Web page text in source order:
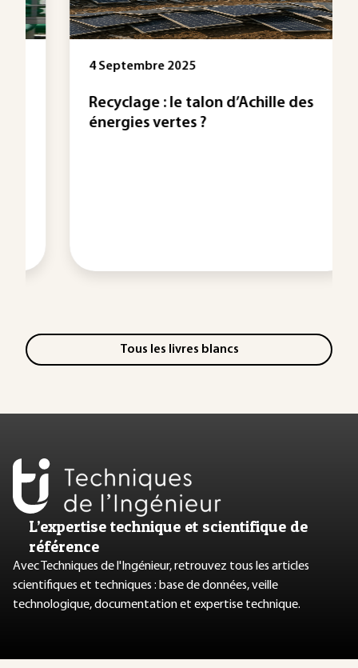
4 Septembre 2025
Recyclage : le talon d’Achille des
énergies vertes ?
Tous les livres blancs
L’expertise technique et scientifique de
référence
Avec Techniques de l'Ingénieur, retrouvez tous les articles
scientifiques et techniques : base de données, veille
technologique, documentation et expertise technique.